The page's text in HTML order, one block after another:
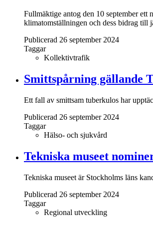
Fullmäktige antog den 10 september
klimatomställningen och dess bidrag till
Publicerad 26 september 2024
Taggar
Kollektivtrafik
Smittspårning gällande
Ett fall av smittsam tuberkulos har
Publicerad 26 september 2024
Taggar
Hälso- och sjukvård
Tekniska museet
Tekniska museet är Stockholms läns
Publicerad 26 september 2024
Taggar
Regional utveckling